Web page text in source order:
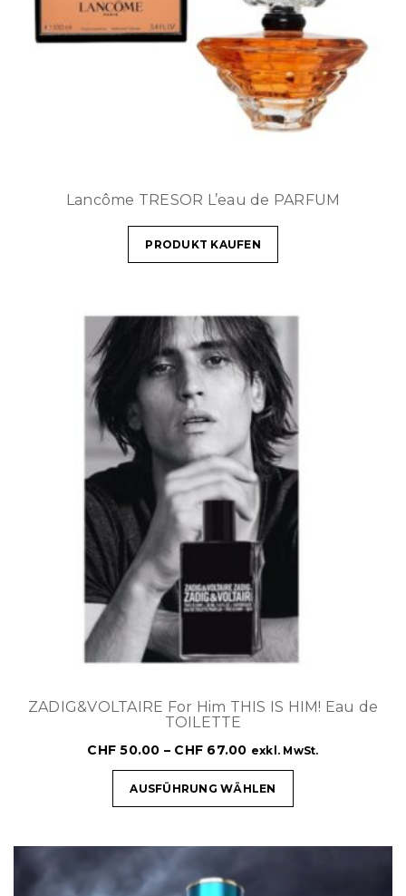
Lancôme TRESOR L’eau de PARFUM
PRODUKT KAUFEN
ZADIG&VOLTAIRE For Him THIS IS HIM! Eau de
TOILETTE
CHF 50.00 – CHF 67.00 exkl. MwSt.
AUSFÜHRUNG WÄHLEN